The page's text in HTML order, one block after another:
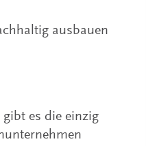
ausbauen
es die einzig